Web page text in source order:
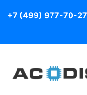
+7 (499) 977-70-27